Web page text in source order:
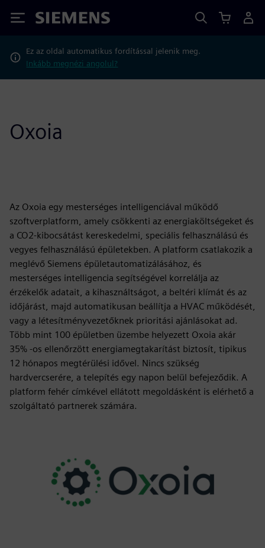
Siemens
Ez az oldal automatikus fordítással jelenik meg.
Inkább megnézi angolul?
Oxoia
Az Oxoia egy mesterséges intelligenciával működő
szoftverplatform, amely csökkenti az energiaköltségeket és
a CO2-kibocsátást kereskedelmi, speciális felhasználású és
vegyes felhasználású épületekben. A platform csatlakozik a
meglévő Siemens épületautomatizálásához, és
mesterséges intelligencia segítségével korrelálja az
érzékelők adatait, a kihasználtságot, a beltéri klímát és az
időjárást, majd automatikusan beállítja a HVAC működését,
vagy a létesítményvezetőknek prioritási ajánlásokat ad.
Több mint 100 épületben üzembe helyezett Oxoia akár
35% -os ellenőrzött energiamegtakarítást biztosít, tipikus
12 hónapos megtérülési idővel. Nincs szükség
hardvercserére, a telepítés egy napon belül befejeződik. A
platform fehér címkével ellátott megoldásként is elérhető a
szolgáltató partnerek számára.